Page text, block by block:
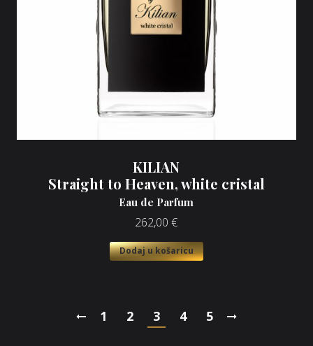
KILIAN
Straight to Heaven, white cristal
Eau de Parfum
262,00 €
Dodaj u košaricu
1 2 3 4 5